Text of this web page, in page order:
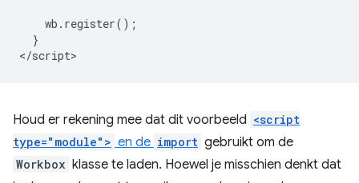
    wb.register();
  }
Houd er rekening mee dat dit voorbeeld <script
type="module"> en de import gebruikt om de
Workbox klasse te laden. Hoewel je misschien denkt dat